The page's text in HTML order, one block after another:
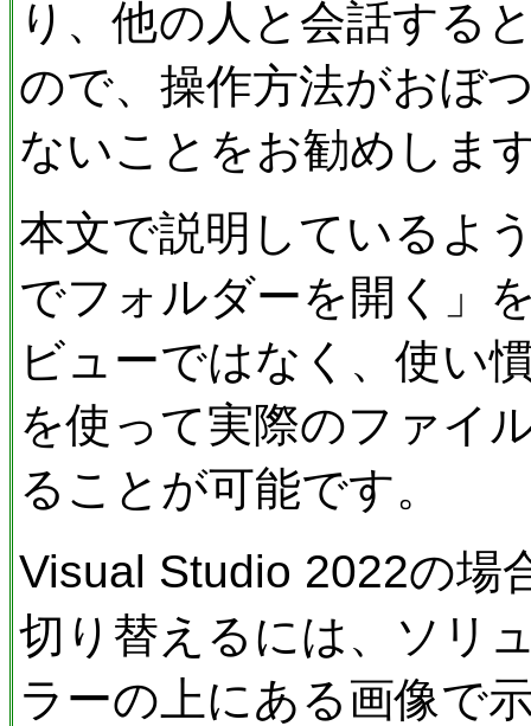
り、他の人と会話する
ので、操作方法がおぼ
ないことをお勧めしま
本文で説明しているよ
でフォルダーを開く」
ビューではなく、使い
を使って実際のファイ
ることが可能です。
Visual Studio 2022の場
切り替えるには、ソリ
ラーの上にある画像で